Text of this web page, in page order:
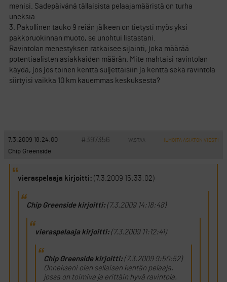
menisi. Sadepäivänä tällaisista pelaajamääristä on turha
uneksia.
3. Pakollinen tauko 9 reiän jälkeen on tietysti myös yksi
pakkoruokinnan muoto, se unohtui listastani.
Ravintolan menestyksen ratkaisee sijainti, joka määrää
potentiaalisten asiakkaiden määrän. Mite mahtaisi ravintolan
käydä, jos jos toinen kenttä suljettaisiin ja kenttä sekä ravintola
siirtyisi vaikka 10 km kauemmas keskuksesta?
7.3.2009 18:24:00 #397356 VASTAA ILMOITA ASIATON VIESTI
Chip Greenside
vieraspelaaja kirjoitti: (7.3.2009 15:33:02)
Chip Greenside kirjoitti:(7.3.2009 14:18:48)
vieraspelaaja kirjoitti:(7.3.2009 11:12:41)
Chip Greenside kirjoitti:(7.3.2009 9:50:52)
Onnekseni olen sellaisen kentän pelaaja,
jossa on toimiva ja erittäin hyvä ravintola.